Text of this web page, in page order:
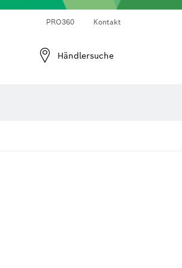
PRO360 Kontakt
Händlersuche